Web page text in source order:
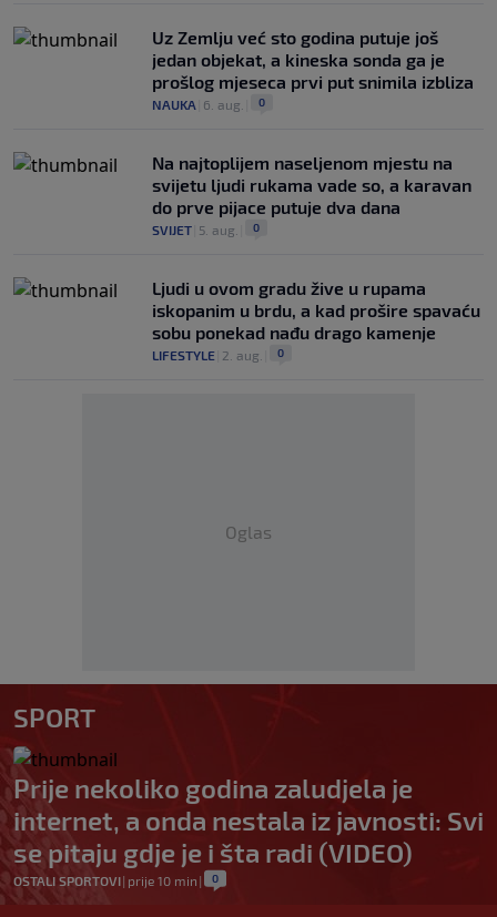
Uz Zemlju već sto godina putuje još
jedan objekat, a kineska sonda ga je
prošlog mjeseca prvi put snimila izbliza
NAUKA 6. aug. 0
Na najtoplijem naseljenom mjestu na
svijetu ljudi rukama vade so, a karavan
do prve pijace putuje dva dana
SVIJET 5. aug. 0
Ljudi u ovom gradu žive u rupama
iskopanim u brdu, a kad prošire spavaću
sobu ponekad nađu drago kamenje
LIFESTYLE 2. aug. 0
Oglas
SPORT
Prije nekoliko godina zaludjela je
internet, a onda nestala iz javnosti: Svi
se pitaju gdje je i šta radi (VIDEO)
OSTALI SPORTOVI| prije 10 min | 0